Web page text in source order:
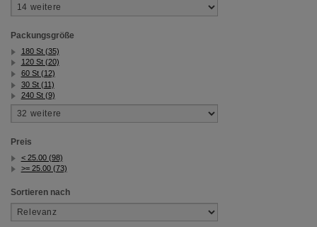
Packungsgröße
180 St (35)
120 St (20)
60 St (12)
30 St (11)
240 St (9)
Preis
< 25.00 (98)
>= 25.00 (73)
Sortieren nach